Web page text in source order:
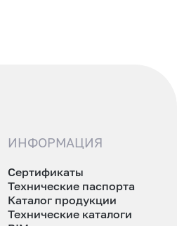
ИНФОРМАЦИЯ
Сертификаты
Технические паспорта
Каталог продукции
Технические каталоги